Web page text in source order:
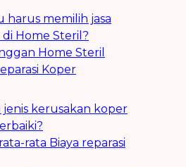
harus memilih jasa
di Home Steril?
Home Steril
Koper
jenis kerusakan koper
rata Biaya reparasi